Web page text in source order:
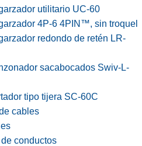
utilitario UC-60
4P-6 4PIN™, sin troquel
redondo de retén LR-
sacabocados Swiv-L-
tipo tijera SC-60C
cables
conductos